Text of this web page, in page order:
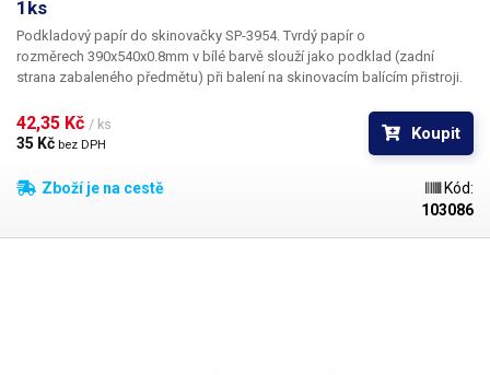
1ks
Podkladový papír do skinovačky SP-3954. Tvrdý papír o
rozměrech 390x540x0.8mm v bílé barvě slouží jako podklad (zadní
strana zabaleného předmětu) při balení na skinovacím balícím přistroji.
vzhledem. Papír je z jedné strany opatřen vrstvou PE, která zajištuje
kvalitní zabalení a zvyšuje odolnost papírové vrstvy.
42,35 Kč / ks
35 Kč bez DPH
Koupit
Zboží je na cestě
Kód:
103086